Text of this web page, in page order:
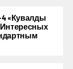
«Кувалды